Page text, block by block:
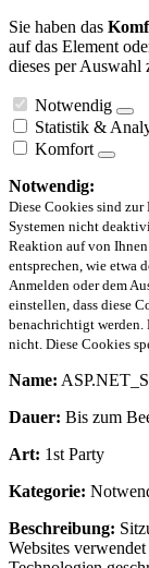
Sie haben das
auf das Element
dieses per Auswahl
Notwendig
Statistik &
Komfort
Notwendig:
Diese Cookies sind
Systemen nicht
Reaktion auf von
entsprechen, wie etwa
Anmelden oder dem
einstellen, dass diese
benachrichtigt werden.
nicht. Diese Cookies
Name:
Dauer: Bis zum
Art: 1st Party
Kategorie:
Beschreibung:
Websites